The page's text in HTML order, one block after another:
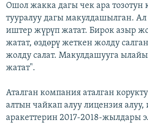
Ошол жакка дагы чек ара тозотун
тууралуу дагы макулдашылган.
иштер жүрүп жатат. Бирок азыр
жатат, өздөрү жеткен жолду
жолду салат. Макулдашууга
жатат".
Аталган компания аталган
алтын чайкап алуу лицензия
аракеттерин 2017-2018-жылдары